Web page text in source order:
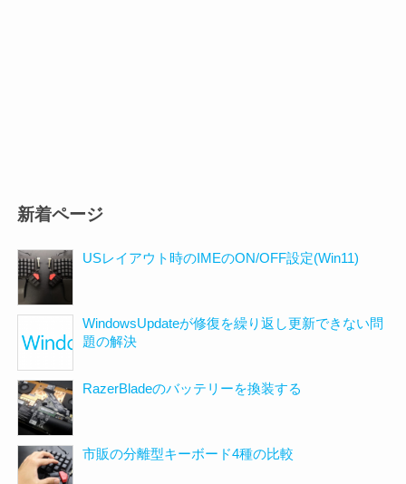
新着ページ
USレイアウト時のIMEのON/OFF設定(Win11)
WindowsUpdateが修復を繰り返し更新できない問
題の解決
RazerBladeのバッテリーを換装する
市販の分離型キーボード4種の比較